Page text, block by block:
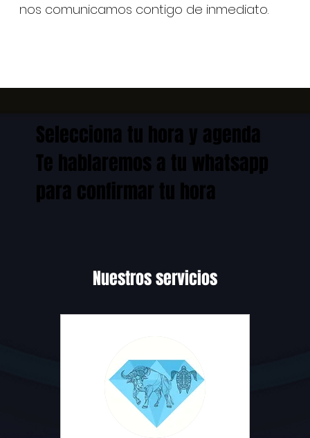
nos comunicamos contigo de inmediato.
Nuestros servicios
Selecciona tu hora y agenda
Te hablaremos a tu whatsapp
para confirmar tu hora